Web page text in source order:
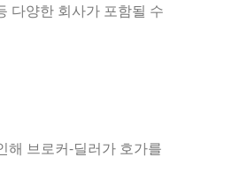
다양한 회사가 포함될 수
해 브로커-딜러가 호가를